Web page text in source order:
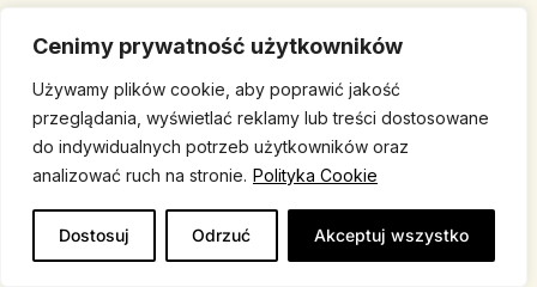
Cenimy prywatność użytkowników
Używamy plików cookie, aby poprawić jakość
przeglądania, wyświetlać reklamy lub treści dostosowane
do indywidualnych potrzeb użytkowników oraz
analizować ruch na stronie. Polityka Cookie
Dostosuj Odrzuć Akceptuj wszystko